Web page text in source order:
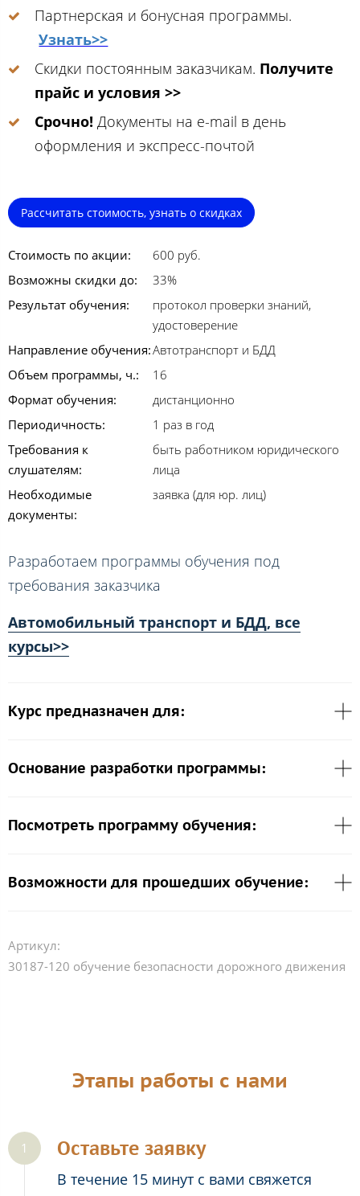
Партнерская и бонусная программы.
Узнать>>
Скидки постоянным заказчикам. Получите
прайс и условия >>
Срочно! Документы на e-mail в день
оформления и экспресс-почтой
Рассчитать стоимость, узнать о скидках
Стоимость по акции:
600 руб.
Возможны скидки до:
33%
Результат обучения:
протокол проверки знаний,
удостоверение
Направление обучения:Автотранспорт и БДД
Объем программы, ч.:
16
Формат обучения:
дистанционно
Периодичность:
1 раз в год
Требования к
слушателям:
быть работником юридического
лица
Необходимые
документы:
заявка (для юр. лиц)
Разработаем программы обучения под
требования заказчика
Автомобильный транспорт и БДД, все
курсы>>
Курс предназначен для:
Основание разработки программы:
Посмотреть программу обучения:
Возможности для прошедших обучение:
Артикул:
30187-120 обучение безопасности дорожного движения
Этапы работы с нами
Оставьте заявку
В течение 15 минут с вами свяжется